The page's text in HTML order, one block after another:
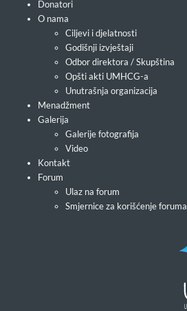
Donatori
O nama
Ciljevi i djelatnosti
Godišnji izvještaji
Odbor direktora / Skupština
Opšti akti UMHCG-a
Unutrašnja organizacija
Menadžment
Galerija
Galerije fotografija
Video
Kontakt
Forum
Ulaz na forum
Smjernice za korišćenje foruma